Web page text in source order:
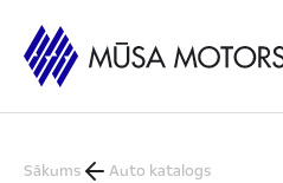
Sākums Auto katalogs